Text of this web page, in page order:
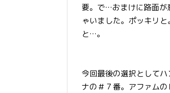
要。で…おまけに路面が
ゃいました。ポッキリ
と…。
今回最後の選択として
ナの＃７番。アファム